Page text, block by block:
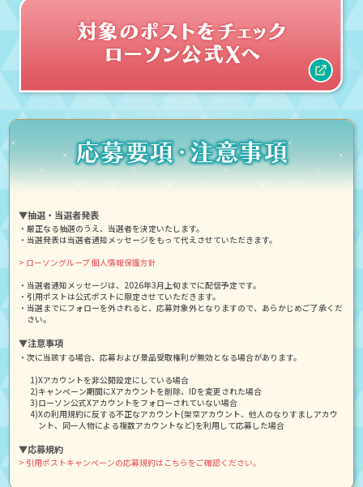
▼抽選・当選者発表
・厳正なる抽選のうえ、当選者を決定いたします。
・当選発表は当選者通知メッセージをもって代えさせていただきます。
> ローソングループ 個人情報保護方針
・当選者通知メッセージは、2026年3月上旬までに配信予定です。
・引用ポストは公式ポストに限定させていただきます。
・当選までにフォローを外されると、応募対象外となりますので、あらかじめご了承くだ
さい。
▼注意事項
・次に当該する場合、応募および景品受取権利が無効となる場合があります。
1)Xアカウントを非公開設定にしている場合
2)キャンペーン期間にXアカウントを削除、IDを変更された場合
3)ローソン公式Xアカウントをフォローされていない場合
4)Xの利用規約に反する不正なアカウント(架空アカウント、他人のなりすましアカウ
ント、同一人物による複数アカウントなど)を利用して応募した場合
▼応募規約
> 引用ポストキャンペーンの応募規約はこちらをご確認ください。